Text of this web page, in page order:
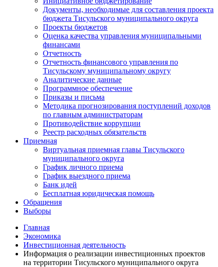
Документы, необходимые для составления проекта
бюджета Тисульского муниципального округа
Проекты бюджетов
Оценка качества управления муниципальными
финансами
Отчетность
Отчетность финансового управления по
Тисульскому муниципальному округу
Аналитические данные
Программное обеспечение
Приказы и письма
Методика прогнозирования поступлений доходов
по главным администраторам
Противодействие коррупции
Реестр расходных обязательств
Приемная
Виртуальная приемная главы Тисульского
муниципального округа
График личного приема
График выездного приема
Банк идей
Бесплатная юридическая помощь
Обращения
Выборы
Главная
Экономика
Инвестиционная деятельность
Информация о реализации инвестиционных проектов
на территории Тисульского муниципального округа